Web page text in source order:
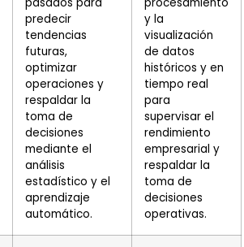
pasados para
predecir
tendencias
futuras,
optimizar
operaciones y
respaldar la
toma de
decisiones
mediante el
análisis
estadístico y el
aprendizaje
automático.
procesamiento
y la
visualización
de datos
históricos y en
tiempo real
para
supervisar el
rendimiento
empresarial y
respaldar la
toma de
decisiones
operativas.